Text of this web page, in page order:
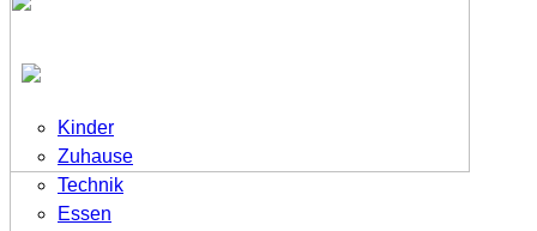
Kinder
Zuhause
Technik
Essen